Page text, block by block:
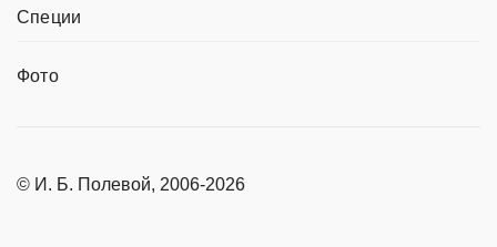
Специи
Фото
© И. Б. Полевой, 2006-2026